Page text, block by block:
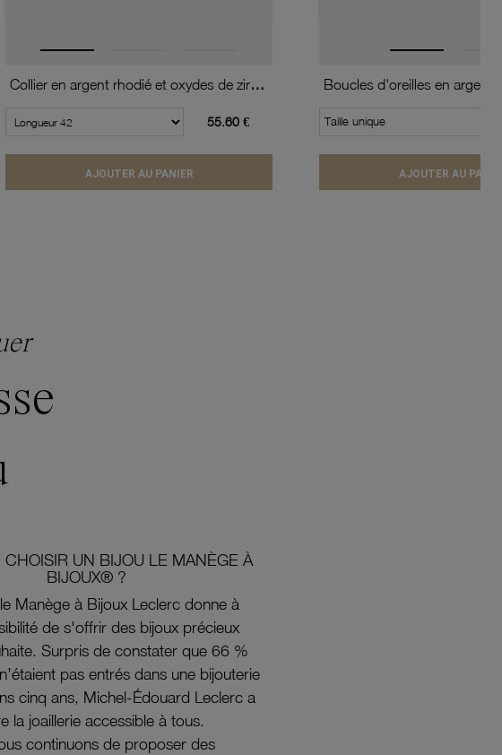
Collier en argent rhodié et oxydes de zirconium
55.60 €
AJOUTER AU PANIER
Taille unique
AJOUTER AU
CHOISIR UN BIJOU LE MANÈGE À
BIJOUX® ?
Manège à Bijoux Leclerc donne à
de s'offrir des bijoux précieux
Surpris de constater que 66 %
pas entrés dans une bijouterie
cinq ans, Michel-Édouard Leclerc a
la joaillerie accessible à tous.
continuons de proposer des